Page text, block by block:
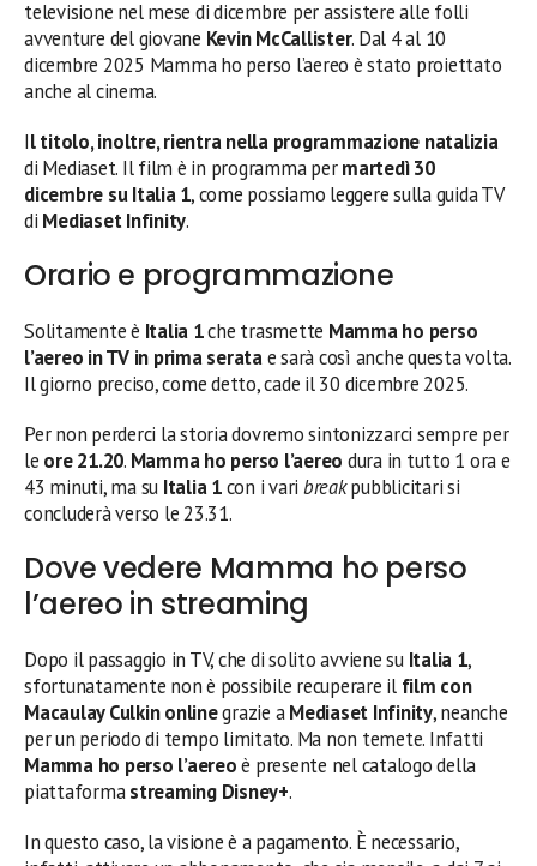
televisione nel mese di dicembre per assistere alle folli
avventure del giovane Kevin McCallister. Dal 4 al 10
dicembre 2025 Mamma ho perso l’aereo è stato proiettato
anche al cinema.
Il titolo, inoltre, rientra nella programmazione natalizia
di Mediaset. Il film è in programma permartedì 30
dicembre su Italia 1, come possiamo leggere sulla guida TV
di Mediaset Infinity.
Orario e programmazione
Solitamente è Italia 1che trasmette Mamma ho perso
l’aereo in TV in prima seratae sarà così anche questa volta.
Il giorno preciso, come detto, cade il 30 dicembre 2025.
Per non perderci la storia dovremo sintonizzarci sempre per
le ore 21.20. Mamma ho perso l’aereo dura in tutto 1 ora e
43 minuti, ma su Italia 1con i vari breakpubblicitari si
concluderà verso le 23.31.
Dove vedere Mamma ho perso
l’aereo in streaming
Dopo il passaggio in TV, che di solito avviene su Italia 1,
sfortunatamente non è possibile recuperare il film con
Macaulay Culkin onlinegrazie aMediaset Infinity, neanche
per un periodo di tempo limitato. Ma non temete. Infatti
Mamma ho perso l’aereoè presente nel catalogo della
piattaformastreaming Disney+.
In questo caso, la visione è a pagamento. È necessario,